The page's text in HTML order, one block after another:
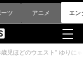
ツ アニメ エン
児ほどのウエスト” ゆりに